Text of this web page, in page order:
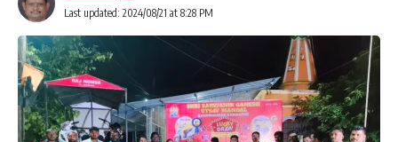
Last updated: 2024/08/21 at 8:28 PM